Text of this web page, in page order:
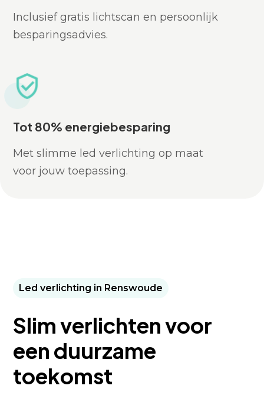
Inclusief gratis lichtscan en persoonlijk
besparingsadvies.
Tot 80% energiebesparing
Met slimme led verlichting op maat
voor jouw toepassing.
Led verlichting in Renswoude
Slim verlichten voor
een duurzame
toekomst